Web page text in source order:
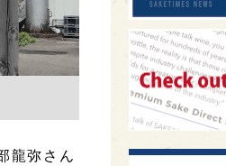
龍弥さん